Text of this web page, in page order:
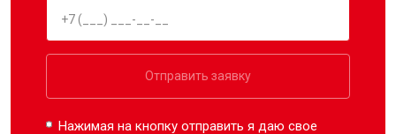
Отправить заявку
Нажимая на кнопку отправить я даю свое